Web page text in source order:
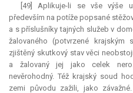
[49] Aplikuje-li se vše výše
především na potíže popsané
a s příslušníky tajných služeb v
žalovaného (potvrzené
zjištěný skutkový stav věci
a žalovaný jej jako celek
nevěrohodný. Též krajský soud
zemi původu zažili, jako